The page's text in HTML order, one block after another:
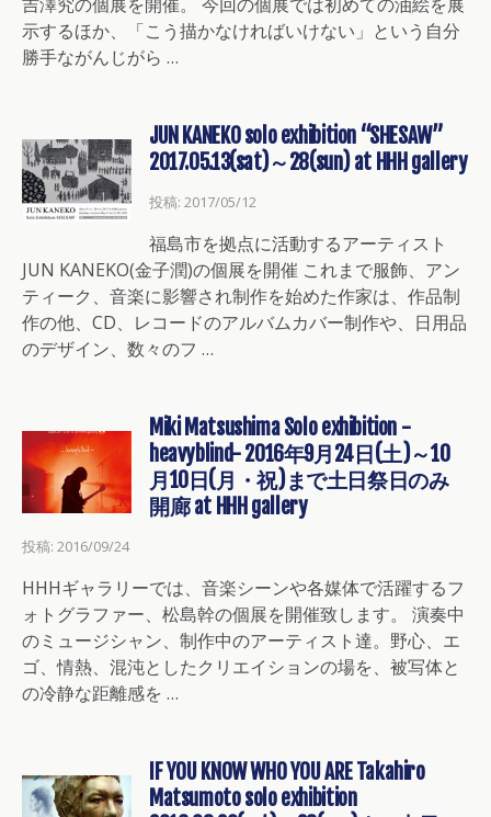
示するほか、「こう描かなければいけない」という自分
勝手ながんじがら …
JUN KANEKO solo exhibition “SHESAW”
2017.05.13(sat)～28(sun) at HHH gallery
投稿: 2017/05/12
福島市を拠点に活動するアーティスト
JUN KANEKO(金子潤)の個展を開催 これまで服飾、アン
ティーク、音楽に影響され制作を始めた作家は、作品制
作の他、CD、レコードのアルバムカバー制作や、日用品
のデザイン、数々のフ …
Miki Matsushima Solo exhibition -
heavyblind- 2016年9月24日(土)～10
月10日(月・祝)まで土日祭日のみ
開廊 at HHH gallery
投稿: 2016/09/24
HHHギャラリーでは、音楽シーンや各媒体で活躍するフ
ォトグラファー、松島幹の個展を開催致します。 演奏中
のミュージシャン、制作中のアーティスト達。野心、エ
ゴ、情熱、混沌としたクリエイションの場を、被写体と
の冷静な距離感を …
IF YOU KNOW WHO YOU ARE Takahiro
Matsumoto solo exhibition